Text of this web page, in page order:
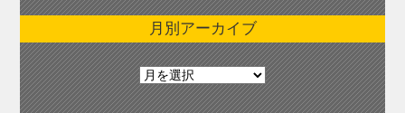
月別アーカイブ
月
別
ア